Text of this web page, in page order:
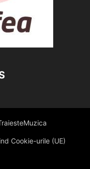
Cookie-urile (UE)